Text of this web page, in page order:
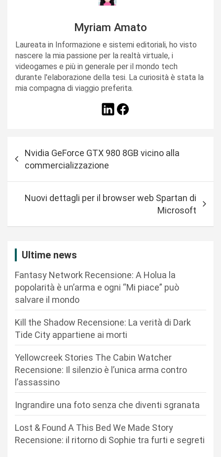
Myriam Amato
Laureata in Informazione e sistemi editoriali, ho visto
nascere la mia passione per la realtà virtuale, i
videogames e più in generale per il mondo tech
durante l'elaborazione della tesi. La curiosità è stata la
mia compagna di viaggio preferita.
a
Nvidia GeForce GTX 980 8GB vicino alla
commercializzazione
Nuovi dettagli per il browser web Spartan di
Microsoft
Ultime news
Fantasy Network Recensione: A Holua la
popolarità è un’arma e ogni “Mi piace” può
salvare il mondo
Kill the Shadow Recensione: La verità di Dark
Tide City appartiene ai morti
Yellowcreek Stories The Cabin Watcher
Recensione: Il silenzio è l’unica arma contro
l’assassino
Ingrandire una foto senza che diventi sgranata
Lost & Found A This Bed We Made Story
Recensione: il ritorno di Sophie tra furti e segreti